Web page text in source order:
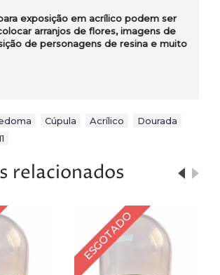
exposição em acrílico podem ser
arranjos de flores, imagens de
de personagens de resina e muito
Cúpula Acrílico Dourada
relacionados
ESGOTADO